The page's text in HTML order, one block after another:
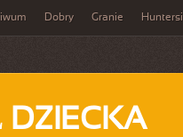
Dobry Granie Huntersi
DZIECKA